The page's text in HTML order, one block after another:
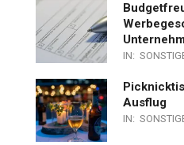
IN:
Ausflug
IN: